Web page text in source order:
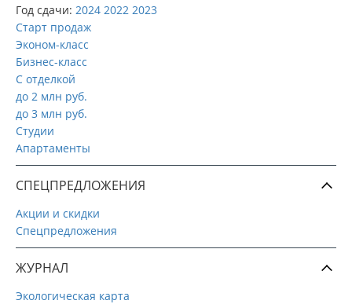
Год сдачи: 2024 2022 2023
Старт продаж
Эконом-класс
Бизнес-класс
С отделкой
до 2 млн руб.
до 3 млн руб.
Студии
Апартаменты
СПЕЦПРЕДЛОЖЕНИЯ
Акции и скидки
Спецпредложения
ЖУРНАЛ
Экологическая карта